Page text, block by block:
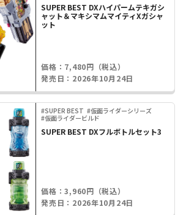
SUPER BEST DXハイパームテキガシ
ャット＆マキシマムマイティXガシャ
ット
価格：7,480円（税込）
発売日：2026年10月24日
#SUPER BEST #仮面ライダーシリーズ
#仮面ライダービルド
SUPER BEST DXフルボトルセット3
価格：3,960円（税込）
発売日：2026年10月24日